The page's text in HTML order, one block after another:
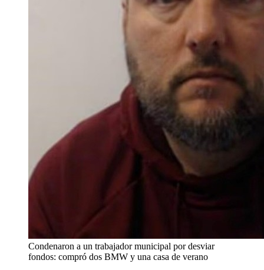
Condenaron a un trabajador municipal por desviar
fondos: compró dos BMW y una casa de verano